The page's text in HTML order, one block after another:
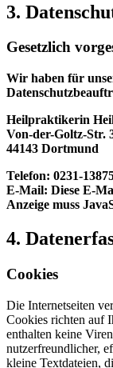
3.
Gesetzlich
Wir haben für
Heilpraktikerin
Von-der-Goltz-Str.
44143 Dortmund
Telefon: 0231-
E-Mail: Diese E-
Anzeige muss
4.
Cookies
Die Internetseiten
Cookies richten auf
enthalten keine
nutzerfreundlicher,
kleine Textdateien,